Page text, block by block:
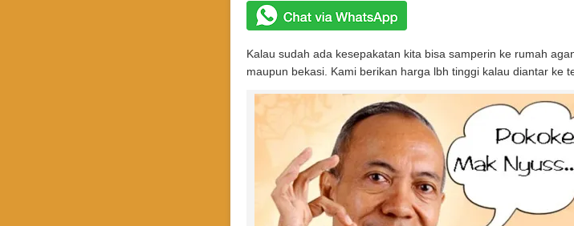
Kalau sudah ada kesepakatan kita bisa samperin ke rumah
maupun bekasi. Kami berikan harga lbh tinggi kalau diantar ke